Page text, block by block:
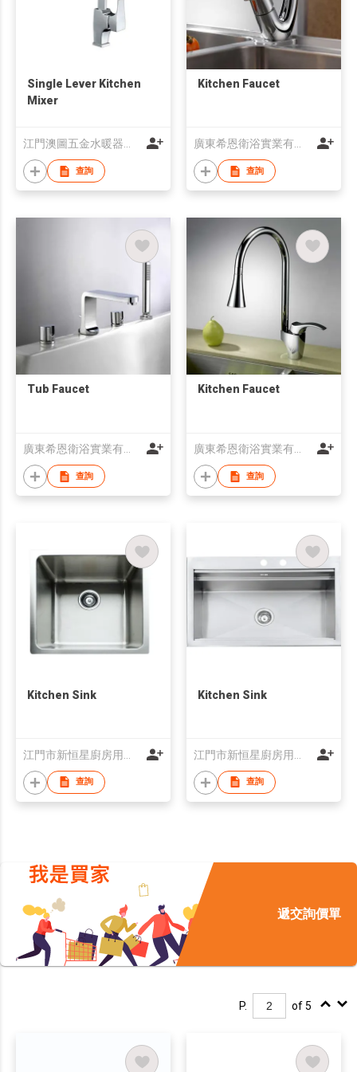
Single Lever Kitchen
Mixer
查詢
Kitchen Faucet
查詢
Tub Faucet
廣東希恩衛浴實業有限公司
查詢
Kitchen Faucet
廣東希恩衛浴實業有限公司
查詢
Kitchen Sink
查詢
Kitchen Sink
查詢
遞交詢價單
P. of 5